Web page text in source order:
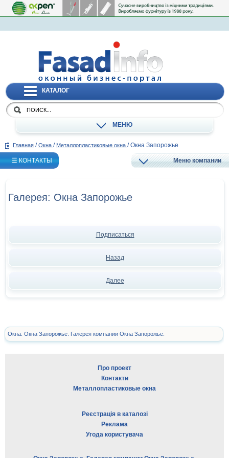
КАТАЛОГ
МЕНЮ
Главная / Окна / Металлопластиковые окна / Окна Запорожье
☰ КОНТАКТЫ Меню компании
Галерея: Окна Запорожье
Подписаться
Назад
Далее
Окна. Окна Запорожье. Галерея компании Окна Запорожье.
Про проект
Контакти
Металлопластиковые окна
Реєстрація в каталозі
Реклама
Угода користувача